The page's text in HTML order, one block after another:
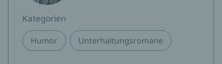
Kategorien
Humor Unterhaltungsromane